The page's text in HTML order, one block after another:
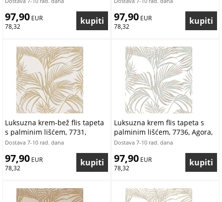
Cristiana Masi | Ljepilo Gratis
97,90 EUR
78,32
97,90 EUR
78,32
Luksuzna krem-bež flis tapeta
s palminim lišćem, 7731,
Agora, Parato by Cristiana
Dostava 7-10 rad. dana
97,90 EUR
78,32
Luksuzna krem flis tapeta s
palminim lišćem, 7736, Agora,
Parato by Cristiana Masi |
Dostava 7-10 rad. dana
97,90 EUR
78,32